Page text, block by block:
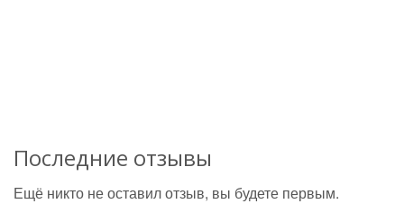
Последние отзывы
Ещё никто не оставил отзыв, вы будете первым.